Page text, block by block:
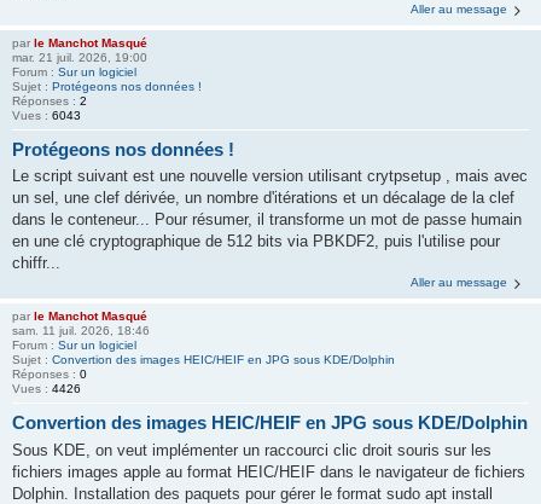
Aller au message
par le Manchot Masqué
mar. 21 juil. 2026, 19:00
Forum : Sur un logiciel
Sujet : Protégeons nos données !
Réponses : 2
Vues : 6043
Protégeons nos données !
Le script suivant est une nouvelle version utilisant crytpsetup , mais avec
un sel, une clef dérivée, un nombre d'itérations et un décalage de la clef
dans le conteneur... Pour résumer, il transforme un mot de passe humain
en une clé cryptographique de 512 bits via PBKDF2, puis l'utilise pour
chiffr...
Aller au message
par le Manchot Masqué
sam. 11 juil. 2026, 18:46
Forum : Sur un logiciel
Sujet : Convertion des images HEIC/HEIF en JPG sous KDE/Dolphin
Réponses : 0
Vues : 4426
Convertion des images HEIC/HEIF en JPG sous KDE/Dolphin
Sous KDE, on veut implémenter un raccourci clic droit souris sur les
fichiers images apple au format HEIC/HEIF dans le navigateur de fichiers
Dolphin. Installation des paquets pour gérer le format sudo apt install